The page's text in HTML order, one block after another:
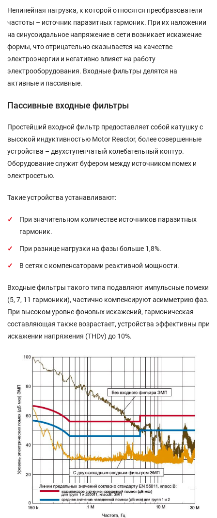
Нелинейная нагрузка, к которой относятся преобразователи
частоты – источник паразитных гармоник. При их наложении
на синусоидальное напряжение в сети возникает искажение
формы, что отрицательно сказывается на качестве
электроэнергии и негативно влияет на работу
электрооборудования. Входные фильтры делятся на
активные и пассивные.
Пассивные входные фильтры
Простейший входной фильтр предоставляет собой катушку с
высокой индуктивностью Motor Reactor, более совершенные
устройства – двухступенчатый колебательный контур.
Оборудование служит буфером между источником помех и
электросетью.
Такие устройства устанавливают:
При значительном количестве источников паразитных
гармоник.
При разнице нагрузки на фазы больше 1,8%.
В сетях с компенсаторами реактивной мощности.
Входные фильтры такого типа подавляют импульсные помехи
(5, 7, 11 гармоники), частично компенсируют асимметрию фаз.
При высоком уровне фоновых искажений, гармоническая
составляющая также возрастает, устройства эффективны при
искажении напряжения (THDv) до 10%.